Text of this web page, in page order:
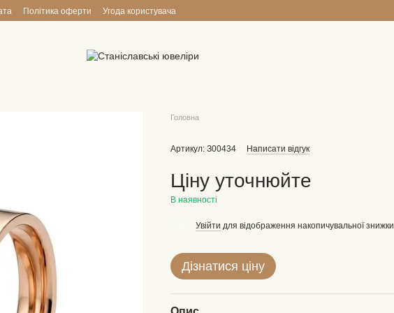
Політика оферти Угода користувача
Головна
Артикул: З00434 Написати відгук
Ціну уточнюйте
В наявності
Увійти для відображення накопичувальної знижки
Дізнатися ціну